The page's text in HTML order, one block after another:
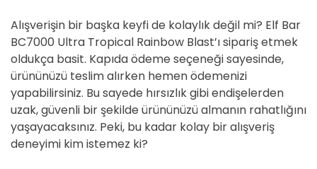
Alışverişin bir başka keyfi de kolaylık değil mi? Elf Bar
BC7000 Ultra Tropical Rainbow Blast’ı sipariş etmek
oldukça basit. Kapıda ödeme seçeneği sayesinde,
ürününüzü teslim alırken hemen ödemenizi
yapabilirsiniz. Bu sayede hırsızlık gibi endişelerden
uzak, güvenli bir şekilde ürününüzü almanın rahatlığını
yaşayacaksınız. Peki, bu kadar kolay bir alışveriş
deneyimi kim istemez ki?